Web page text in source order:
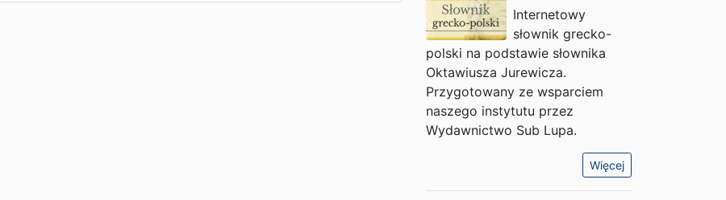
Internetowy
słownik grecko-
polski na podstawie słownika
Oktawiusza Jurewicza.
Przygotowany ze wsparciem
naszego instytutu przez
Wydawnictwo Sub Lupa.
Więcej